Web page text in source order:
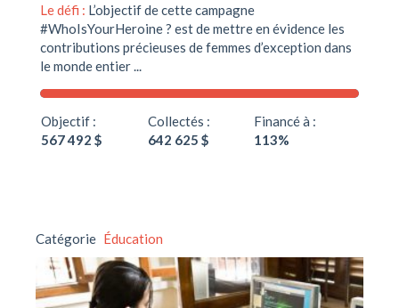
Le défi : L’objectif de cette campagne
#WhoIsYourHeroine ? est de mettre en évidence les
contributions précieuses de femmes d’exception dans
le monde entier ...
Objectif :
567 492 $
Collectés :
642 625 $
Financé à :
113%
Catégorie Éducation